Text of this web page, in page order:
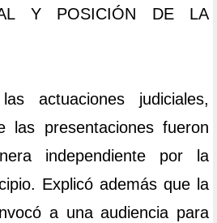
Y POSICIÓN DE LA
actuaciones judiciales,
las presentaciones fueron
independiente por la
Explicó además que la
a una audiencia para